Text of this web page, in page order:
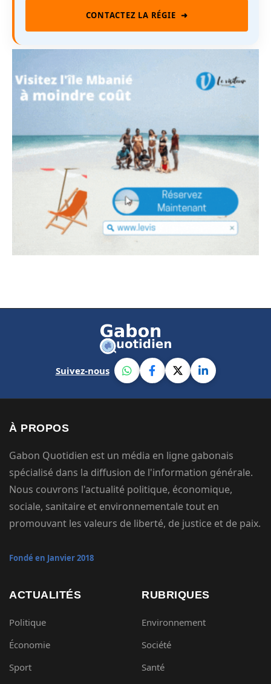
CONTACTEZ LA RÉGIE ➜
Suivez-nous
À PROPOS
Gabon Quotidien est un média en ligne gabonais
spécialisé dans la diffusion de l'information générale.
Nous couvrons l'actualité politique, économique,
sociale, sanitaire et environnementale tout en
promouvant les valeurs de liberté, de justice et de paix.
Fondé en Janvier 2018
ACTUALITÉS
Politique
Économie
Sport
RUBRIQUES
Environnement
Société
Santé